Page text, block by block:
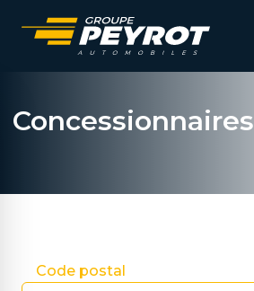
Concessionnaires
Code postal